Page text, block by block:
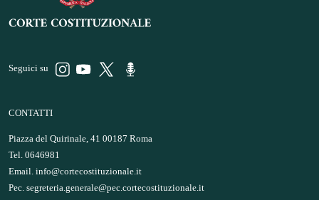
Seguici su
CONTATTI
Piazza del Quirinale, 41 00187 Roma
Tel. 0646981
Email. info@cortecostituzionale.it
Pec. segreteria.generale@pec.cortecostituzionale.it